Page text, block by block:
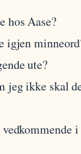
hos Aase?
igjen
ute?
jeg ikke skal
i